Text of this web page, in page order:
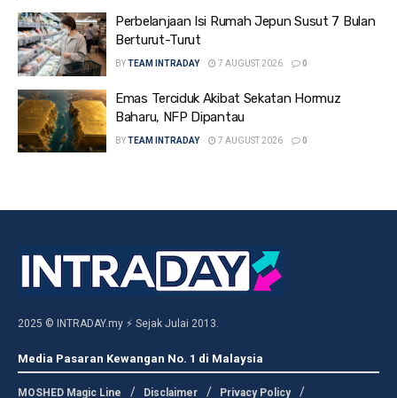
Perbelanjaan Isi Rumah Jepun Susut 7 Bulan
Berturut-Turut
BYTEAM INTRADAY 7 AUGUST 2026 0
Emas Terciduk Akibat Sekatan Hormuz
Baharu, NFP Dipantau
BYTEAM INTRADAY 7 AUGUST 2026 0
2025 © INTRADAY.my ⚡ Sejak Julai 2013.
Media Pasaran Kewangan No. 1 di Malaysia
MOSHED Magic Line Disclaimer Privacy Policy